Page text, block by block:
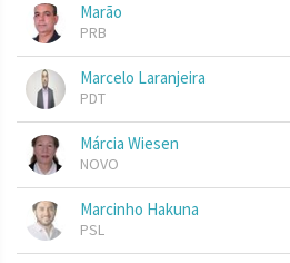
Marão
PRB
Marcelo Laranjeira
PDT
Márcia Wiesen
NOVO
Marcinho Hakuna
PSL